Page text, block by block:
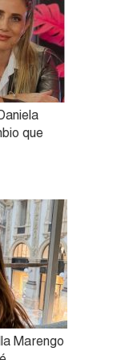
que
Marengo